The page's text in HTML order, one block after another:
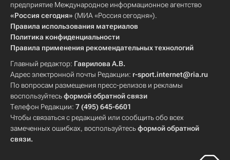
предприятие Международное информационное агентство
«Россия сегодня» (МИА «Россия сегодня»).
Правила использования материалов
Политика конфиденциальности
Правила применения рекомендательных технологий
Главный редактор: Гаврилова А.В.
Адрес электронной почты Редакции: r-sport.internet@ria.ru
По вопросам размещения пресс-релизов и рекламы
воспользуйтесьформой обратной связи
Телефон Редакции: 7 (495) 645-6601
Чтобы связаться с редакцией или сообщить обо всех
замеченных ошибках, воспользуйтесьформой обратной
связи.